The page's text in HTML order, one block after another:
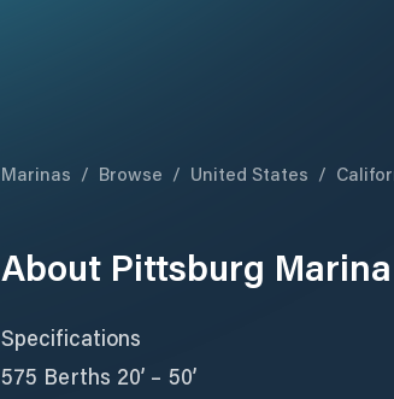
Marinas / Browse / United States /
About Pittsburg Marina
Specifications
575 Berths 20’ – 50’